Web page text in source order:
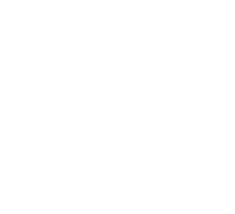
夥伴包含 AV 女優、學生兼職、上班族、空